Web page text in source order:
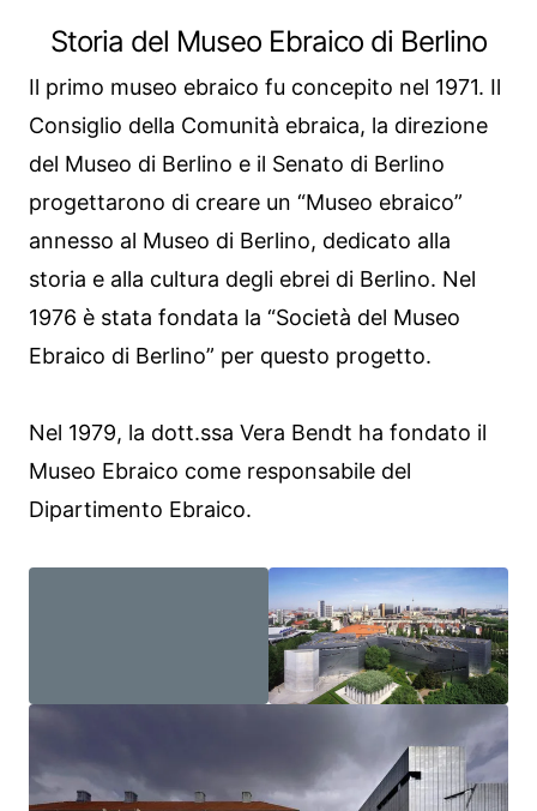
Storia del Museo Ebraico di Berlino
Il primo museo ebraico fu concepito nel 1971. Il
Consiglio della Comunità ebraica, la direzione
del Museo di Berlino e il Senato di Berlino
progettarono di creare un “Museo ebraico”
annesso al Museo di Berlino, dedicato alla
storia e alla cultura degli ebrei di Berlino. Nel
1976 è stata fondata la “Società del Museo
Ebraico di Berlino” per questo progetto.
Nel 1979, la dott.ssa Vera Bendt ha fondato il
Museo Ebraico come responsabile del
Dipartimento Ebraico.